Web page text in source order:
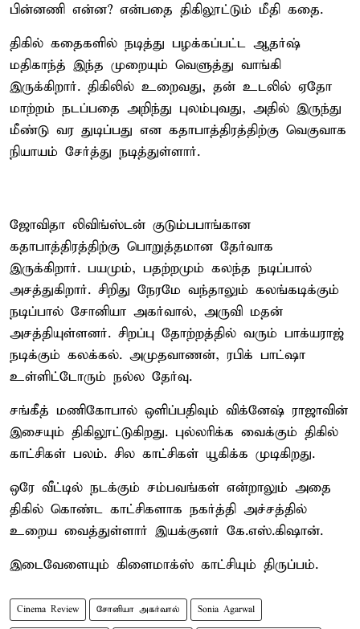
பின்னணி என்ன? என்பதை திகிலூட்டும் மீதி கதை.
திகில் கதைகளில் நடித்து பழக்கப்பட்ட ஆதர்ஷ்
மதிகாந்த் இந்த முறையும் வெளுத்து வாங்கி
இருக்கிறார். திகிலில் உறைவது, தன் உடலில் ஏதோ
மாற்றம் நடப்பதை அறிந்து புலம்புவது, அதில் இருந்து
மீண்டு வர துடிப்பது என கதாபாத்திரத்திற்கு வெகுவாக
நியாயம் சேர்த்து நடித்துள்ளார்.
ஜோவிதா லிவிங்ஸ்டன் குடும்பபாங்கான
கதாபாத்திரத்திற்கு பொறுத்தமான தேர்வாக
இருக்கிறார். பயமும், பதற்றமும் கலந்த நடிப்பால்
அசத்துகிறார். சிறிது நேரமே வந்தாலும் கலங்கடிக்கும்
நடிப்பால் சோனியா அகர்வால், அருவி மதன்
அசத்தியுள்ளனர். சிறப்பு தோற்றத்தில் வரும் பாக்யராஜ்
நடிக்கும் கலக்கல். அமுதவாணன், ரபிக் பாட்ஷா
உள்ளிட்டோரும் நல்ல தேர்வு.
சங்கீத் மணிகோபால் ஒளிப்பதிவும் விக்னேஷ் ராஜாவின்
இசையும் திகிலூட்டுகிறது. புல்லரிக்க வைக்கும் திகில்
காட்சிகள் பலம். சில காட்சிகள் யூகிக்க முடிகிறது.
ஒரே வீட்டில் நடக்கும் சம்பவங்கள் என்றாலும் அதை
திகில் கொண்ட காட்சிகளாக நகர்த்தி அச்சத்தில்
உறைய வைத்துள்ளார் இயக்குனர் கே.எஸ்.கிஷான்.
இடைவேளையும் கிளைமாக்ஸ் காட்சியும் திருப்பம்.
Cinema Review சோனியா அகர்வால் Sonia Agarwal